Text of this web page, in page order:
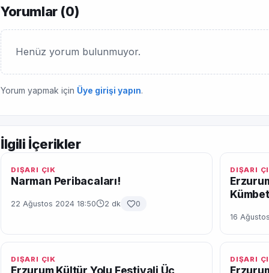
Yorumlar (0)
Henüz yorum bulunmuyor.
Yorum yapmak için Üye girişi yapın.
İlgili İçerikler
DIŞARI ÇIK
Narman Peribacaları!
22 Ağustos 2024 18:50 2 dk 0
DIŞARI
16
DIŞARI ÇIK
Erzurum Kültür Yolu Festivali Üç
DIŞARI